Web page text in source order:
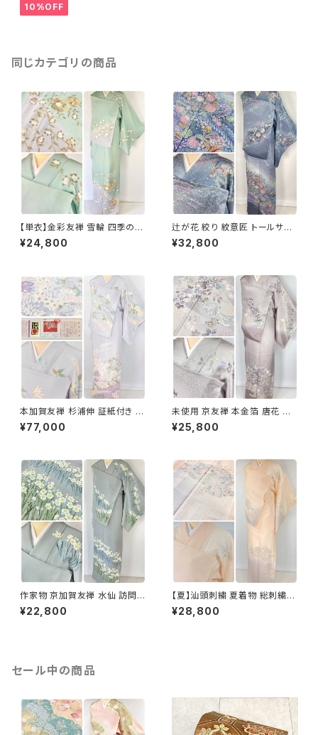
10%OFF
同じカテゴリの商品
【単衣】金彩友禅 雪輪 四季の
花々 正絹 訪問着 黄緑 青緑 紫
1418
¥24,800
辻が花 絞り 紋意匠 トールサイ
ズ 金彩 訪問着 正絹 袷 青 ブル
ー 紫 1273
¥32,800
本加賀友禅 杉浦伸 証紙付き 訪
問着 花柄 正絹 紫 白 パステル
白菫色 1080
¥77,000
未使用 京友禅 本金箔 唐花 訪
問着 袷 正絹 紫 グレー 白 1165
¥25,800
作家物 京加賀友禅 水仙 訪問着
正絹 袷 浅葱鼠 青緑 グレー 白
1157
¥22,800
【夏】汕頭刺繍 夏着物 総刺繍
絽 訪問着 正絹 オレンジ サーモ
ンピンク 水色 1243
¥28,800
セール中の商品